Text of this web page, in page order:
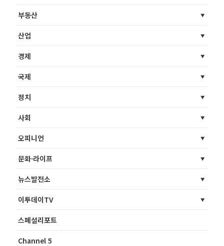
부동산
산업
경제
국제
정치
사회
오피니언
문화·라이프
뉴스발전소
이투데이TV
스페셜리포트
Channel 5